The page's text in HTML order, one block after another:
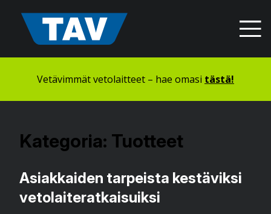
sisältöön
Vetävimmät vetolaitteet – hae omasi tästä!
Kategoria: Tuotteet
Asiakkaiden tarpeista kestäviksi
vetolaiteratkaisuiksi